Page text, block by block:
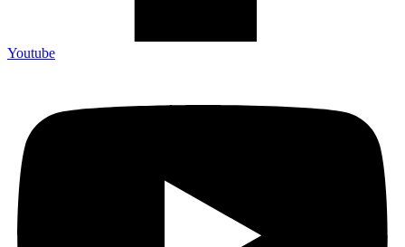
Youtube